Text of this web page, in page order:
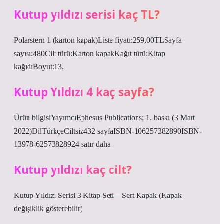
Kutup yıldızı serisi kaç TL?
Polarstern 1 (karton kapak)Liste fiyatı:259,00TLSayfa
sayısı:480Cilt türü:Karton kapakKağıt türü:Kitap
kağıdıBoyut:13.
Kutup Yıldızı 4 kaç sayfa?
Ürün bilgisiYayımcı‎Ephesus Publications; 1. baskı (3 Mart
2022)Dil‎TürkçeCiltsiz‎432 sayfaISBN-10‎6257382890ISBN-
13‎978-62573828924 satır daha
Kutup yıldızı kaç cilt?
Kutup Yıldızı Serisi 3 Kitap Seti – Sert Kapak (Kapak
değişiklik gösterebilir)